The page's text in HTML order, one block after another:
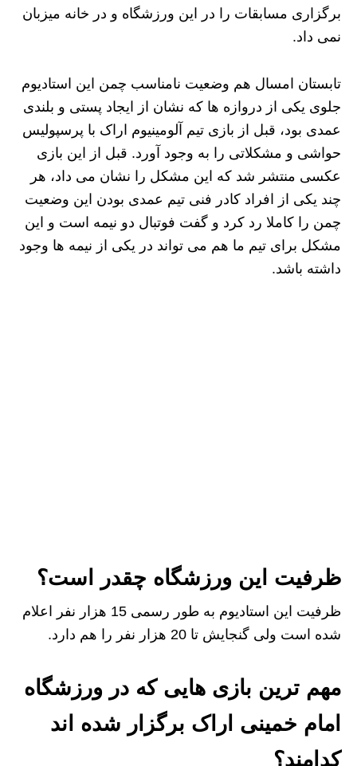
برگزاری مسابقات را در این ورزشگاه و در خانه میزبان
نمی داد.
تابستان امسال هم وضعیت نامناسب چمن این استادیوم
جلوی یکی از دروازه ها که نشان از ایجاد پستی و بلندی
عمدی بود، قبل از بازی تیم آلومینیوم اراک با پرسپولیس
حواشی و مشکلاتی را به وجود آورد. قبل از این بازی
عکسی منتشر شد که این مشکل را نشان می داد، هر
چند یکی از افراد کادر فنی تیم عمدی بودن این وضعیت
چمن را کاملا رد کرد و گفت فوتبال دو نیمه است و این
مشکل برای تیم ما هم می تواند در یکی از نیمه ها وجود
داشته باشد.
ظرفیت این ورزشگاه چقدر است؟
ظرفیت این استادیوم به طور رسمی 15 هزار نفر اعلام
شده است ولی گنجایش تا 20 هزار نفر را هم دارد.
مهم ترین بازی هایی که در ورزشگاه
امام خمینی اراک برگزار شده اند
کدامند؟